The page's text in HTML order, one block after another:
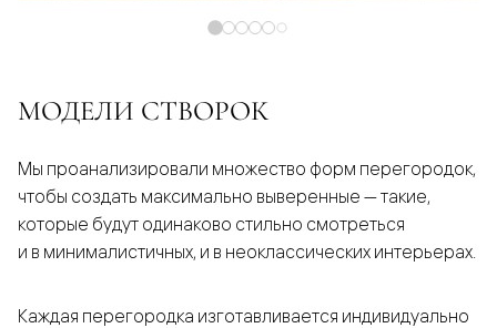
МОДЕЛИ СТВОРОК
Мы проанализировали множество форм перегородок,
чтобы создать максимально выверенные — такие,
которые будут одинаково стильно смотреться
и в минималистичных, и в неоклассических интерьерах.
Каждая перегородка изготавливается индивидуально